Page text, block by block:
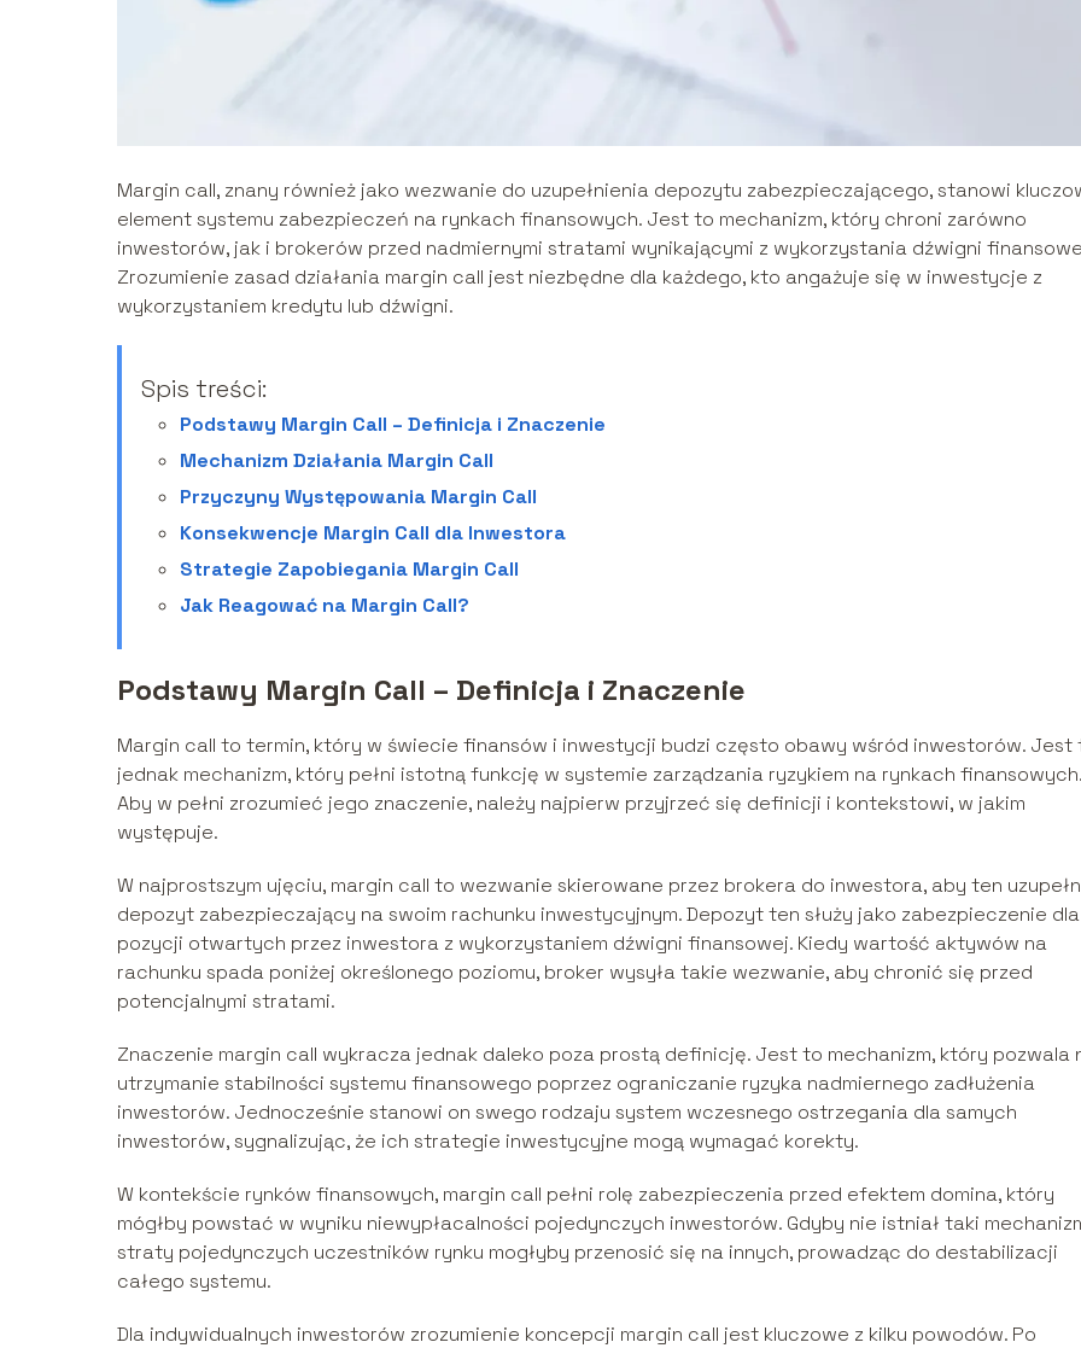
Margin call, znany również jako wezwanie do uzupełnienia depozytu zabezpieczającego, stanowi
element systemu zabezpieczeń na rynkach finansowych. Jest to mechanizm, który chroni zarówno
inwestorów, jak i brokerów przed nadmiernymi stratami wynikającymi z wykorzystania dźwigni
Zrozumienie zasad działania margin call jest niezbędne dla każdego, kto angażuje się w inwestycje z
wykorzystaniem kredytu lub dźwigni.
Spis treści:
Podstawy Margin Call – Definicja i Znaczenie
Mechanizm Działania Margin Call
Przyczyny Występowania Margin Call
Konsekwencje Margin Call dla Inwestora
Strategie Zapobiegania Margin Call
Jak Reagować na Margin Call?
Podstawy Margin Call – Definicja i Znaczenie
Margin call to termin, który w świecie finansów i inwestycji budzi często obawy wśród inwestorów. Jest
jednak mechanizm, który pełni istotną funkcję w systemie zarządzania ryzykiem na rynkach finansowych.
Aby w pełni zrozumieć jego znaczenie, należy najpierw przyjrzeć się definicji i kontekstowi, w jakim
występuje.
W najprostszym ujęciu, margin call to wezwanie skierowane przez brokera do inwestora, aby ten
depozyt zabezpieczający na swoim rachunku inwestycyjnym. Depozyt ten służy jako zabezpieczenie dla
pozycji otwartych przez inwestora z wykorzystaniem dźwigni finansowej. Kiedy wartość aktywów na
rachunku spada poniżej określonego poziomu, broker wysyła takie wezwanie, aby chronić się przed
potencjalnymi stratami.
Znaczenie margin call wykracza jednak daleko poza prostą definicję. Jest to mechanizm, który pozwala
utrzymanie stabilności systemu finansowego poprzez ograniczanie ryzyka nadmiernego zadłużenia
inwestorów. Jednocześnie stanowi on swego rodzaju system wczesnego ostrzegania dla samych
inwestorów, sygnalizując, że ich strategie inwestycyjne mogą wymagać korekty.
W kontekście rynków finansowych, margin call pełni rolę zabezpieczenia przed efektem domina, który
mógłby powstać w wyniku niewypłacalności pojedynczych inwestorów. Gdyby nie istniał taki
straty pojedynczych uczestników rynku mogłyby przenosić się na innych, prowadząc do destabilizacji
całego systemu.
Dla indywidualnych inwestorów zrozumienie koncepcji margin call jest kluczowe z kilku powodów. Po